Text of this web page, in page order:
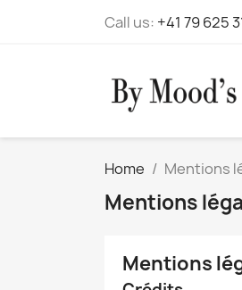
Call us: +41 79 625
Home Mentions
Mentions
Mentions